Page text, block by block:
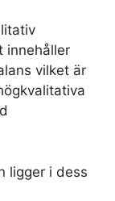
innehåller
vilket är
ligger i dess